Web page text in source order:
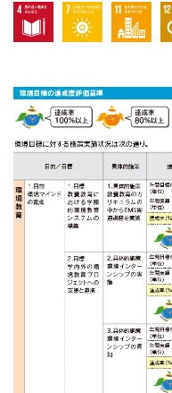
三重大学環境方針
Mie University
三重大学が目指す
三重大学の概
特集
環境ISO学生委
4 質の高い教育を
7 エネル